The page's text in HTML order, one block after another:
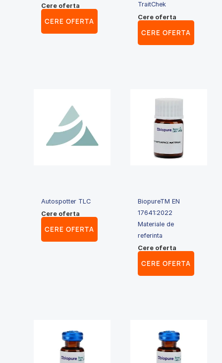
Cere oferta
CERE OFERTA
TraitChek
Cere oferta
CERE OFERTA
Autospotter TLC
Cere oferta
CERE OFERTA
BiopureTM EN
17641:2022
Materiale de
referinta
Cere oferta
CERE OFERTA